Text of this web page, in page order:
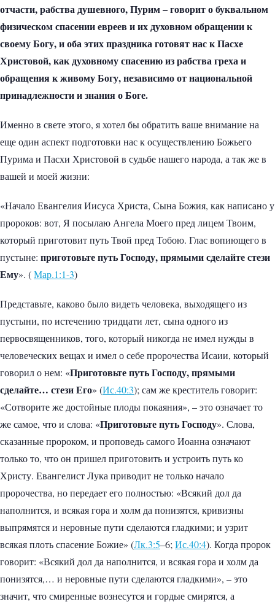
отчасти, рабства душевного, Пурим – говорит о буквальном
физическом спасении евреев и их духовном обращении к
своему Богу, и оба этих праздника готовят нас к Пасхе
Христовой, как духовному спасению из рабства греха и
обращения к живому Богу, независимо от национальной
принадлежности и знания о Боге.
Именно в свете этого, я хотел бы обратить ваше внимание на
еще один аспект подготовки нас к осуществлению Божьего
Пурима и Пасхи Христовой в судьбе нашего народа, а так же в
вашей и моей жизни:
«Начало Евангелия Иисуса Христа, Сына Божия, как написано у
пророков: вот, Я посылаю Ангела Моего пред лицем Твоим,
который приготовит путь Твой пред Тобою. Глас вопиющего в
пустыне: приготовьте путь Господу, прямыми сделайте стези
Ему». (Мар.1:1-3)
Представьте, каково было видеть человека, выходящего из
пустыни, по истечению тридцати лет, сына одного из
первосвященников, того, который никогда не имел нужды в
человеческих вещах и имел о себе пророчества Исаии, который
говорил о нем: «Приготовьте путь Господу, прямыми
сделайте… стези Его» (Ис.40:3); сам же креститель говорит:
«Сотворите же достойные плоды покаяния», – это означает то
же самое, что и слова: «Приготовьте путь Господу». Слова,
сказанные пророком, и проповедь самого Иоанна означают
только то, что он пришел приготовить и устроить путь ко
Христу. Евангелист Лука приводит не только начало
пророчества, но передает его полностью: «Всякий дол да
наполнится, и всякая гора и холм да понизятся, кривизны
выпрямятся и неровные пути сделаются гладкими; и узрит
всякая плоть спасение Божие» (Лк.3:5–6; Ис.40:4). Когда пророк
говорит: «Всякий дол да наполнится, и всякая гора и холм да
понизятся,… и неровные пути сделаются гладкими», – это
значит, что смиренные вознесутся и гордые смирятся, а